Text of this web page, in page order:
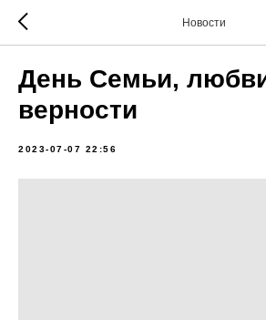
Новости
День Семьи,
верности
2023-07-07 22:56